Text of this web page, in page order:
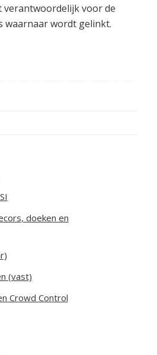
verantwoordelijk voor de
waarnaar wordt gelinkt.
doeken en
(vast)
Crowd Control